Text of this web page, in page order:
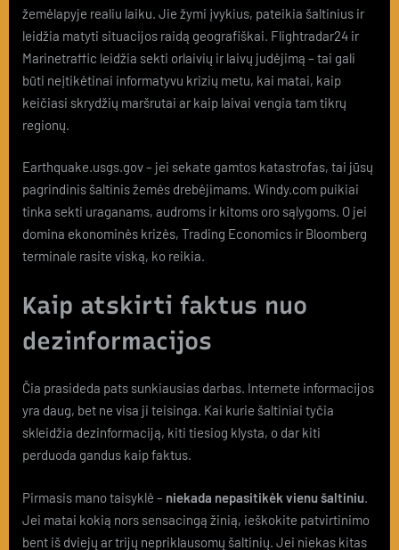
žemėlapyje realiu laiku. Jie žymi įvykius, pateikia šaltinius ir
leidžia matyti situacijos raidą geografiškai. Flightradar24 ir
Marinetraffic leidžia sekti orlaivių ir laivų judėjimą – tai gali
būti neįtikėtinai informatyvu krizių metu, kai matai, kaip
keičiasi skrydžių maršrutai ar kaip laivai vengia tam tikrų
regionų.
Earthquake.usgs.gov – jei sekate gamtos katastrofas, tai jūsų
pagrindinis šaltinis žemės drebėjimams. Windy.com puikiai
tinka sekti uraganams, audroms ir kitoms oro sąlygoms. O jei
domina ekonominės krizės, Trading Economics ir Bloomberg
terminale rasite viską, ko reikia.
Kaip atskirti faktus nuo
dezinformacijos
Čia prasideda pats sunkiausias darbas. Internete informacijos
yra daug, bet ne visa ji teisinga. Kai kurie šaltiniai tyčia
skleidžia dezinformaciją, kiti tiesiog klysta, o dar kiti
perduoda gandus kaip faktus.
Pirmasis mano taisyklė – niekada nepasitikėk vienu šaltiniu
Jei matai kokią nors sensacingą žinią, ieškokite patvirtinimo
bent iš dviejų ar trijų nepriklausomų šaltinių. Jei niekas kitas